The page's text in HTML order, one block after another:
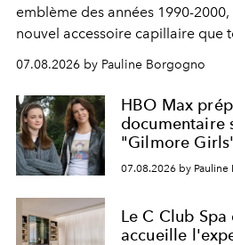
emblème des années 1990-
nouvel accessoire capillaire que
s'arrachent déjà.
07.08.2026 by Pauline Borgogno
HBO Max
documentaire
"Gilmore
07.08.2026 by
Le C Club
accueille